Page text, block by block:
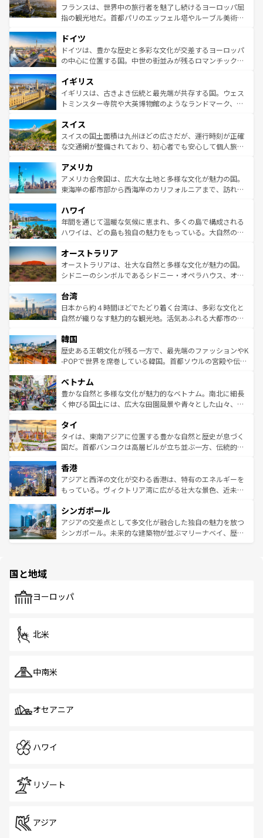
しい。
る。首都マドリードの洗練された雰囲気や、バルセロナの
アートに溢れた街角から、地方では古代ローマ遺跡や中世
せる。地方によって風土や気候が異なるスペインはその個
性で訪れる人を魅了する。 なお、新着のスペイン情報は コ
ンテンツ一覧を参照してほしい。
フランスは、世界中の旅行者を魅了し続けるヨーロッパ屈
指の観光地だ。首都パリのエッフェル塔やルーブル美術館
で、幅広い魅力が詰まっている。華麗な宮殿、歴史的な大
聖堂、美しいビーチ、そして豊かな自然が、訪れる者を心
から魅了する。また、フランスは美食の国としても知ら
いる。シャンパンの発祥地であるランス、プロヴァンスの
香り高いラベンダー畑など、多彩な楽しみ方が可能だ。さ
らに、パリ以外の地域にも魅力が溢れており、どの街角に
れる地方に足を運ぶとそれぞれで全く異なる文化を体験で
きるだろう。 なお、新着のフランス情報はコンテンツ一覧
を参照してほしい。
ドイツ
ドイツは、豊かな歴史と多彩な文化が交差するヨーロッパ
の中心に位置する国。中世の街並みが残るロマンチック街
顔を持つこの国は、どこを歩いても飽きることがない。ベ
ルリンの文化的活気、バイエルン州のアルプスの絶景、そ
してライン川沿いのワイン畑といった風景は必見。ビール
は、お酒好きな人にはぜひ体験してほしい。 なお、新着の
ドイツ情報はコンテンツ一覧を参照してほしい。
イギリス
イギリスは、古きよき伝統と最先端が共存する国。ウェス
トミンスター寺院や大英博物館のようなランドマーク、歴
リアごとに異なる魅力がある。また、優雅なアフタヌーン
ティー、ビール好きにはたまらない英国パブ、サッカー観
戦など、本場だからこそできる体験も豊富。イギリスを旅
ンツ一覧を参照してほしい。
スイス
スイスの国土面積は九州ほどの広さだが、運行時刻が正確
な交通網が整備されており、初心者でも安心して個人旅行
の建物がそのまま残る町や、スイスならではのユニークな
博物館もあり、アルプス観光だけでなく町歩きも満喫する
ことができる。国民の所得が高いため物価も高いが、旅行
ば市内交通費無料で観光を楽しむこともできる。 なお、新
着のスイス情報はコンテンツ一覧 を参照してほしい。
アメリカ
アメリカ合衆国は、広大な土地と多様な文化が魅力の国。
東海岸の都市部から西海岸のカリフォルニアまで、訪れる
のような巨大都市は、観光、ショッピング、エンターテイ
ンメントが詰まった刺激的なスポットだ。一方、アメリカ
西部には大自然が広がり、グランドキャニオンやイエロー
部のニューオーリンズでは、音楽と美食が融合した独特の
文化が魅力。旅行者はアメリカの各地域で異なる魅力を楽
しみながら、その多様性と豊かな歴史を感じることができ
ならではの贅沢な旅のスタイルだ。 なお、新着のアメリカ
情報はコンテンツ一覧を参照してほしい。
ハワイ
年間を通じて温暖な気候に恵まれ、多くの島で構成される
ハワイは、どの島も独自の魅力をもっている。大自然の神
ワイ島は見逃せない。また、定番の観光地といえばオアフ
島だが、静かな自然を求めるならマウイ島やカウアイ島が
おすすめ。エメラルドグリーンに輝く海をはじめ、豊かな
れるおもてなしの心で訪れる人々を迎えてくれるハワイの
人々、おいしいローカルフードやハワイアンミュージッ
ク、伝統的なフラダンスなど、すべてがハワイの魅力を彩
ワイを、存分に味わってほしい。 なお、新着のハワイ情報
はコンテンツ一覧を参照してほしい。
オーストラリア
オーストラリアは、壮大な自然と多様な文化が魅力の国。
シドニーのシンボルであるシドニー・オペラハウス、オー
リアリーフや大陸中央部にそびえるウルル（エアーズロッ
ク）、タスマニアの美しい原生林やケアンズの熱帯雨林な
ど、見どころがたくさん。また、カフェやワイン、オージ
いる。アクティビティも充実しており、サーフィンやダイ
ビング、ハイキングなど、アウトドア好きにはたまらな
い。オーストラリアの多彩な魅力を存分に味わいつくそ
参照してほしい。
台湾
日本から約４時間ほどでたどり着く台湾は、多彩な文化と
自然が織りなす魅力的な観光地。活気あふれる大都市の台
ン）、静ひつな山岳地帯である台湾東部など、都市の喧騒
と山間の静けさが共存しており、訪れる人に新しい発見と
驚きをもたらしてくれる。また、奥深い台湾の食文化も魅
容にもいいと評判のスイーツなど、バラエティ豊かな料理
が味わえる。 なお、新着の台湾情報は コンテンツ一覧を参
照してほしい。
韓国
歴史ある王朝文化が残る一方で、最先端のファッションやK
-POPで世界を席巻している韓国。首都ソウルの宮殿や伝統
き、地方に足を延ばせば四季折々の自然美を楽しむことが
できる。そして、キムチや焼肉、絶品のストリートフード
まで、さまざまな韓国料理が待っている。夜には、韓国な
リティに包まれながら、韓国の多彩な魅力を心ゆくまで味
わってみてほしい。 なお、新着の韓国情報はコンテンツ一
覧を参照してほしい。
ベトナム
豊かな自然と多様な文化が魅力的なベトナム。南北に細長
く伸びる国土には、広大な田園風景や青々とした山々、世
急速な発展と共に伝統が息づく。ハノイの古い町並みやホ
ーチミン市のフランス統治時代の建物も、独特の雰囲気を
醸し出している。また、バラエティの豊かさとおいしさで
とつ。フォーやバインミー、ベトナムコーヒーなどは、ぜ
ひ現地で味わいたい。どの地域を訪れてもあたたかい人々
が旅行者を迎えてくれるので、きっと忘れられない旅にな
参照してほしい。
タイ
タイは、東南アジアに位置する豊かな自然と歴史が息づく
国だ。首都バンコクは高層ビルが立ち並ぶ一方、伝統的な
の活気が交差している。北部ではチェンマイなどの山岳地
帯で自然と触れ合い、南部ではプーケットやクラビの美し
いビーチでリゾート気分を楽しむことができる。タイ料理
激する。気候は一年中温暖で、どの季節にも異なる楽しみ
が待っている。親しみやすいタイの人々、仏教を中心とし
た文化、そして多様な観光資源が、訪れる旅人を魅了し続
香港
アジアと西洋の文化が交わる香港は、特有のエネルギーを
もっている。ヴィクトリア湾に広がる壮大な景色、近未来
み、どこを訪れても感動するはず。観光スポットが密集し
ており、効率よく見どころを回れるのも魅力。息をのむよ
うな絶景から文化的な体験まで、香港を存分に楽しみ尽く
シンガポール
アジアの交差点として多文化が融合した独自の魅力を放つ
シンガポール。未来的な建築物が並ぶマリーナベイ、歴史
で、ホーカーズは地元の風情を楽しめる外せないスポット
国と地域
ヨーロッパ
北米
中南米
オセアニア
ハワイ
リゾート
アジア